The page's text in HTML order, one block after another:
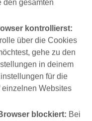
den gesamten
kontrollierst:
über die Cookies
gehe zu den
in deinem
für die
Websites
blockiert: Bei